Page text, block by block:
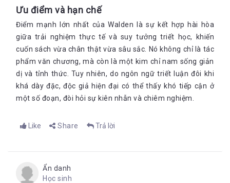
Ưu điểm và hạn chế
Điểm mạnh lớn nhất của Walden là sự kết hợp hài hòa
giữa trải nghiệm thực tế và suy tưởng triết học, khiến
cuốn sách vừa chân thật vừa sâu sắc. Nó không chỉ là tác
phẩm văn chương, mà còn là một kim chỉ nam sống giản
dị và tỉnh thức. Tuy nhiên, do ngôn ngữ triết luận đôi khi
khá dày đặc, độc giả hiện đại có thể thấy khó tiếp cận ở
một số đoạn, đòi hỏi sự kiên nhẫn và chiêm nghiệm.
Like Share Trả lời
Ẩn danh
Học sinh